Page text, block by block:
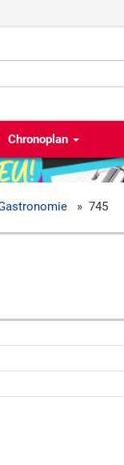
Chronoplan
» 745